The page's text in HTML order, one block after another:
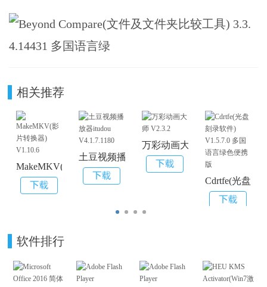
相关推荐
MakeMKV(影片转换器) V1.10.6
土豆视频播放器itudou V4.1.7.1180
万彩动画大师 V2.3.2
Cdrtfe(光盘刻
软件排行